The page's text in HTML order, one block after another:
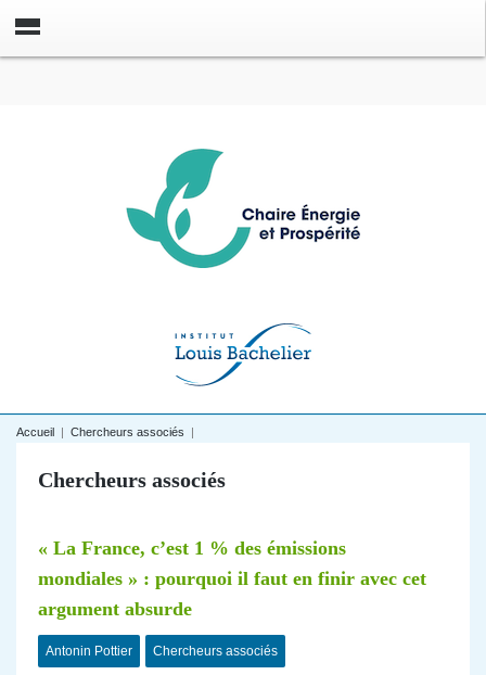
Accueil | Chercheurs associés |
Chercheurs associés
« La France, c’est 1 % des émissions
mondiales » : pourquoi il faut en finir avec cet
argument absurde
Antonin Pottier Chercheurs associés